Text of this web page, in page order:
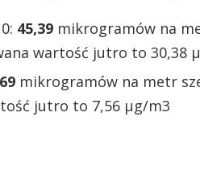
45,39 mikrogramów na
wartość jutro to 30,38
mikrogramów na metr
jutro to 7,56 µg/m3